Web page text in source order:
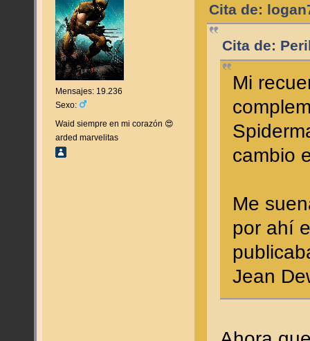
Mensajes: 19.236
Sexo:
Waid siempre en mi corazón 😍
arded marvelitas
Cita de:
Cita de:
Mi
cambio
Me
por ahí
Jean